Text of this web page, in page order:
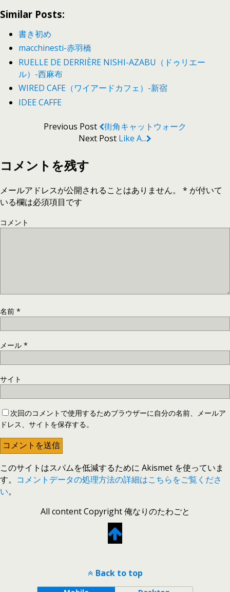
Similar Posts:
書き初め
macchinesti-赤羽橋
RUELLE DE DERRIÈRE NISHI-AZABU（ドゥリエー
ル）-西麻布
WIRED CAFE（ワイアードカフェ）-新宿
IDEE CAFFE
Previous Post
街角キャットウォーク
Next Post Like A...
コメントを残す
メールアドレスが公開されることはありません。 * が付いて
いる欄は必須項目です
コメント
名前 *
メール *
サイト
次回のコメントで使用するためブラウザーに自分の名前、メールア
ドレス、サイトを保存する。
このサイトはスパムを低減するために Akismet を使っていま
す。 コメントデータの処理方法の詳細はこちらをご覧くださ
い。
All content Copyright 俺なりのたわごと
Back to top